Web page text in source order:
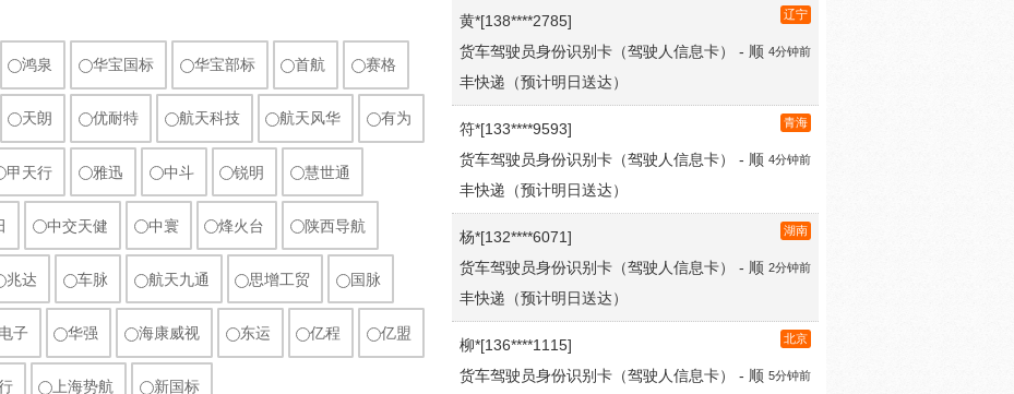
鸿泉 华宝国标 华宝部标 首航 赛格
天朗 优耐特 航天科技 航天风华 有为
甲天行 雅迅 中斗 锐明 慧世通
中交天健 中寰 烽火台 陕西导航
兆达 车脉 航天九通 思增工贸 国脉
子 华强 海康威视 东运 亿程 亿盟
上海势航 新国标
4分钟前
丰快递（预计明日送达）
符*[133****9593]
4分钟前
货车驾驶员身份识别卡（驾驶人信息卡） - 顺
丰快递（预计明日送达）
杨*[132****6071]
2分钟前
货车驾驶员身份识别卡（驾驶人信息卡） - 顺
丰快递（预计明日送达）
柳*[136****1115]
5分钟前
货车驾驶员身份识别卡（驾驶人信息卡） - 顺
丰快递（预计明日送达）